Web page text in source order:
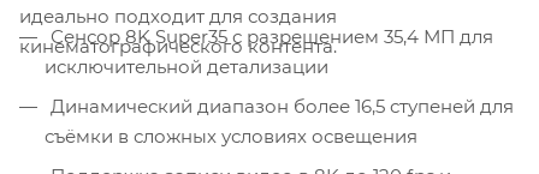
идеально подходит для создания
кинематографического контента.
исключительной детализации
съёмки в сложных условиях освещения